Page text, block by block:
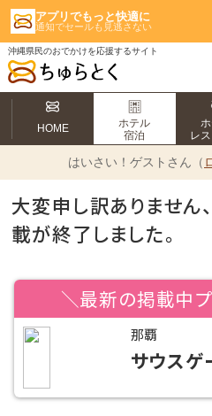
アプリでもっと快適に
通知でセールも見逃さない
沖縄県民のおでかけを応援するサイト
HOME
ホテル
宿泊
レ
はいさい！ ゲストさん（
大変申し訳ありません
載が終了しました。
＼最新の掲載中
那覇
サウスゲ